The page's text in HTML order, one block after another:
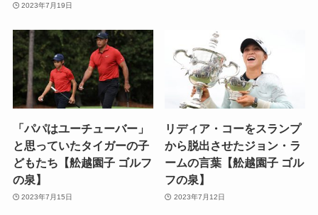
2023年7月19日
「パパはユーチューバー」
と思っていたタイガーの子
どもたち【舩越園子 ゴルフ
の泉】
2023年7月15日
リディア・コーをスランプ
から脱出させたジョン・ラ
ームの言葉【舩越園子 ゴル
フの泉】
2023年7月12日